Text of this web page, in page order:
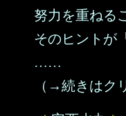
努力を重ねる
そのヒントが
……
（→続きはク